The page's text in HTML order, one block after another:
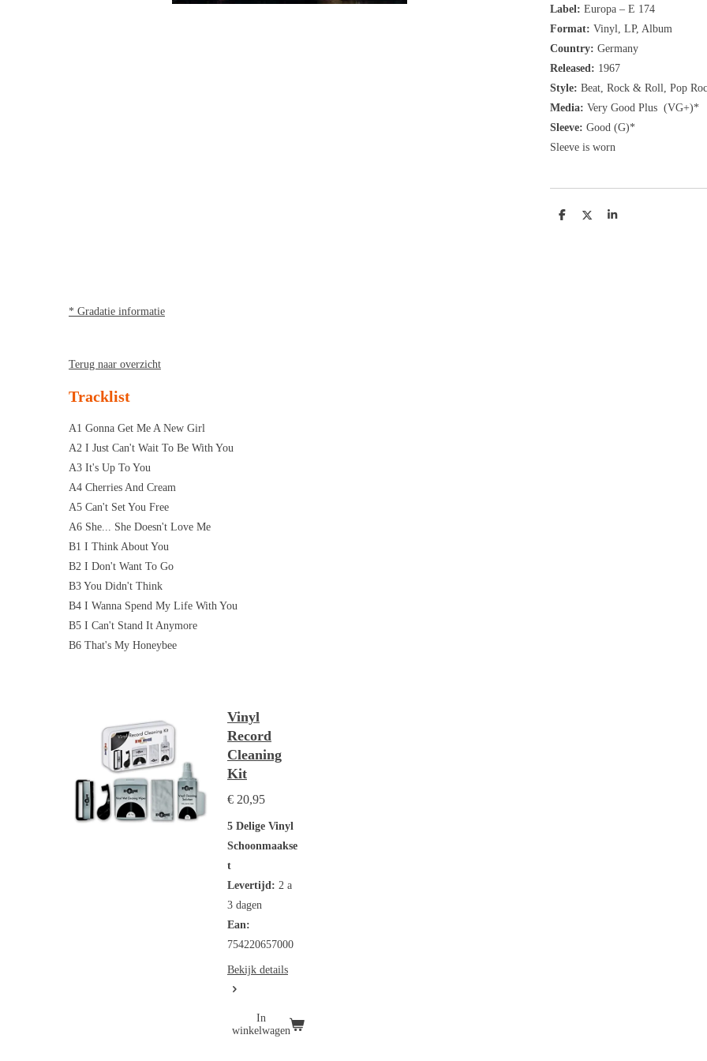
Label: Europa ‎– E 174
Format: Vinyl, LP, Album
Country: Germany
Released: 1967
Style: Beat, Rock & Roll, Pop
Media: Very Good Plus (VG+)*
Sleeve: Good (G)*
Sleeve is worn
D
D
S
* Gradatie informatie
Terug naar overzicht
Tracklist
A1 Gonna Get Me A New Girl
A2 I Just Can't Wait To Be With You
A3 It's Up To You
A4 Cherries And Cream
A5 Can't Set You Free
A6 She... She Doesn't Love Me
B1 I Think About You
B2 I Don't Want To Go
B3 You Didn't Think
B4 I Wanna Spend My Life With You
B5 I Can't Stand It Anymore
B6 That's My Honeybee
Vinyl
Record
Cleaning
Kit
€ 20,95
5 Delige Vinyl
Schoonmaakse
t
Levertijd: 2 a
3 dagen
Ean:
754220657000
Bekijk details
In
winkelwagen